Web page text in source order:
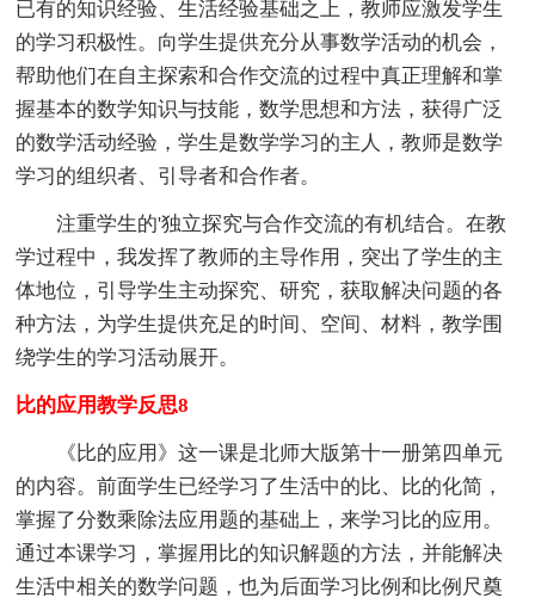
已有的知识经验、生活经验基础之上，教师应激发学生
的学习积极性。向学生提供充分从事数学活动的机会，
帮助他们在自主探索和合作交流的过程中真正理解和掌
握基本的数学知识与技能，数学思想和方法，获得广泛
的数学活动经验，学生是数学学习的主人，教师是数学
学习的组织者、引导者和合作者。
注重学生的'独立探究与合作交流的有机结合。在教
学过程中，我发挥了教师的主导作用，突出了学生的主
体地位，引导学生主动探究、研究，获取解决问题的各
种方法，为学生提供充足的时间、空间、材料，教学围
绕学生的学习活动展开。
比的应用教学反思8
《比的应用》这一课是北师大版第十一册第四单元
的内容。前面学生已经学习了生活中的比、比的化简，
掌握了分数乘除法应用题的基础上，来学习比的应用。
通过本课学习，掌握用比的知识解题的方法，并能解决
生活中相关的数学问题，也为后面学习比例和比例尺奠